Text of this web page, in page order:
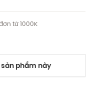
từ 1000K
sản phẩm này